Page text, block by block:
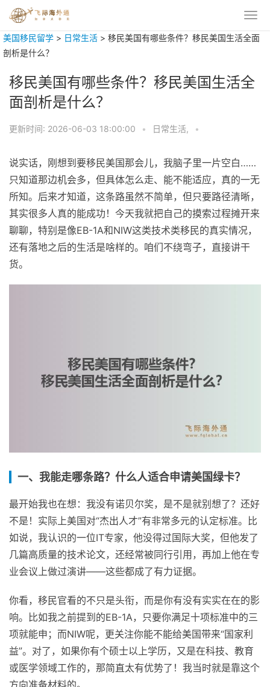
美国移民留学 > 日常生活 > 移民美国有哪些条件？移民美国生活全面
剖析是什么？
移民美国有哪些条件？移民美国生活全
面剖析是什么？
更新时间: 2026-06-03 18:00:00 • 日常生活, •
说实话，刚想到要移民美国那会儿，我脑子里一片空白……
只知道那边机会多，但具体怎么走、能不能适应，真的一无
所知。后来才知道，这条路虽然不简单，但只要路径清晰，
其实很多人真的能成功！今天我就把自己的摸索过程摊开来
聊聊，特别是像EB-1A和NIW这类技术类移民的真实情况，
还有落地之后的生活是啥样的。咱们不绕弯子，直接讲干
货。
一、我能走哪条路？什么人适合申请美国绿卡？
最开始我也在想：我没有诺贝尔奖，是不是就别想了？还好
不是！实际上美国对“杰出人才”有非常多元的认定标准。比
如说，我认识的一位IT专家，他没得过国际大奖，但他发了
几篇高质量的技术论文，还经常被同行引用，再加上他在专
业会议上做过演讲——这些都成了有力证据。
你看，移民官看的不只是头衔，而是你有没有实实在在的影
响。比如我之前提到的EB-1A，只要你满足十项标准中的三
项就能申；而NIW呢，更关注你能不能给美国带来“国家利
益”。对了，如果你有个硕士以上学历，又是在科技、教育
或医学领域工作的，那简直太有优势了！我当时就是靠这个
方向准备材料的。